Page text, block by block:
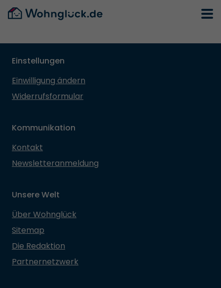
Einstellungen
Einwilligung ändern
Widerrufsformular
Kommunikation
Kontakt
Newsletteranmeldung
Unsere Welt
Über Wohnglück
Sitemap
Die Redaktion
Partnernetzwerk